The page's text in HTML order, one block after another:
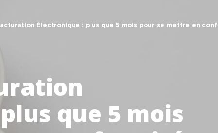
Électronique : plus que ​5 mois pour se mettre en
que ​5 mois